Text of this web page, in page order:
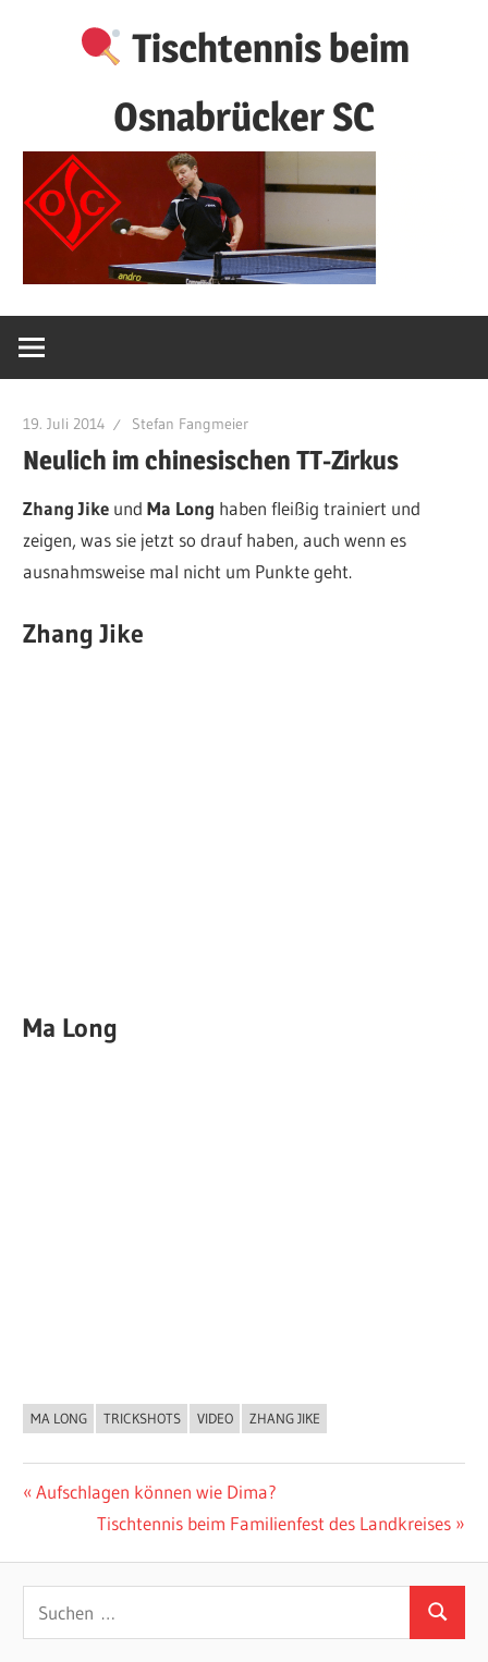
Tischtennis beim
Osnabrücker SC
19. Juli 2014 Stefan Fangmeier
Neulich im chinesischen TT-Zirkus
Zhang Jike undMa Long haben fleißig trainiert und
zeigen, was sie jetzt so drauf haben, auch wenn es
ausnahmsweise mal nicht um Punkte geht.
Zhang Jike
Ma Long
ALLGEMEIN
MA LONG TRICKSHOTS VIDEO ZHANG JIKE
Beitragsnavigation
Vorheriger
Aufschlagen können wie Dima?
Nächster
Tischtennis beim Familienfest des Landkreises
Suchen